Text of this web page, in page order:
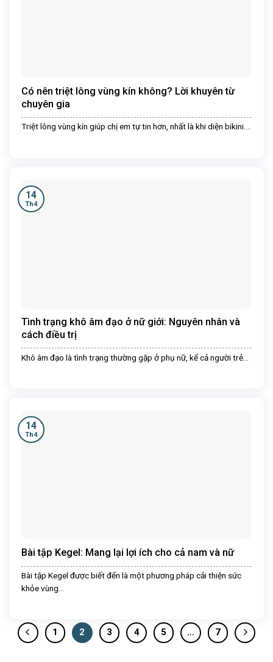
Có nên triệt lông vùng kín không? Lời khuyên từ
chuyên gia
Triệt lông vùng kín giúp chị em tự tin hơn, nhất là khi diện bikini....
Tình trạng khô âm đạo ở nữ giới: Nguyên nhân và
cách điều trị
Khô âm đạo là tình trạng thường gặp ở phụ nữ, kể cả người trẻ...
14
Th4
Bài tập Kegel: Mang lại lợi ích cho cả nam và nữ
Bài tập Kegel được biết đến là một phương pháp cải thiện sức
khỏe vùng...
14
Th4
1 2 3 4 5 … 7